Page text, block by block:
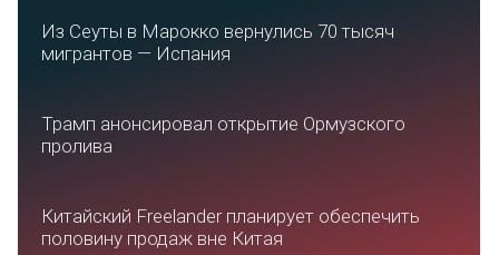
Из Сеуты в Марокко вернулись 70 тысяч
мигрантов — Испания
Трамп анонсировал открытие Ормузского
пролива
Китайский Freelander планирует обеспечить
половину продаж вне Китая